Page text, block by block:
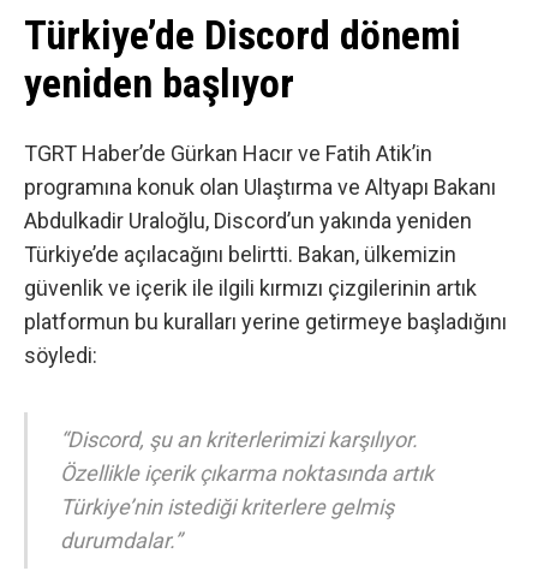
Türkiye’de Discord dönemi
yeniden başlıyor
TGRT Haber’de Gürkan Hacır ve Fatih Atik’in
programına konuk olan Ulaştırma ve Altyapı Bakanı
Abdulkadir Uraloğlu, Discord’un yakında yeniden
Türkiye’de açılacağını belirtti. Bakan, ülkemizin
güvenlik ve içerik ile ilgili kırmızı çizgilerinin artık
platformun bu kuralları yerine getirmeye başladığını
söyledi:
“Discord, şu an kriterlerimizi karşılıyor.
Özellikle içerik çıkarma noktasında artık
Türkiye’nin istediği kriterlere gelmiş
durumdalar.”